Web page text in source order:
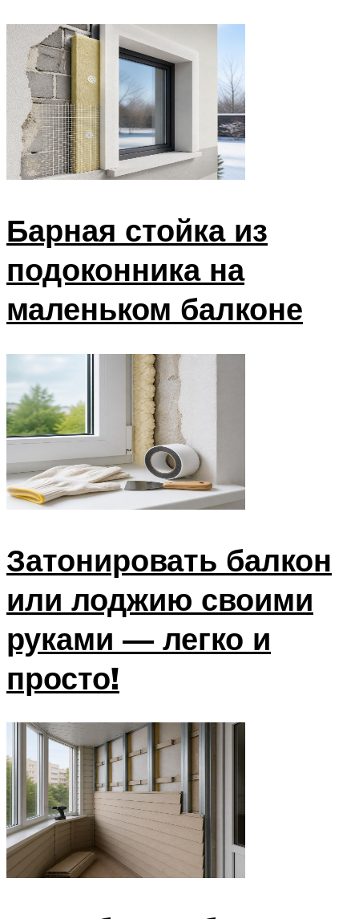
Барная стойка из
подоконника на
маленьком балконе
Затонировать балкон
или лоджию своими
руками — легко и
просто!